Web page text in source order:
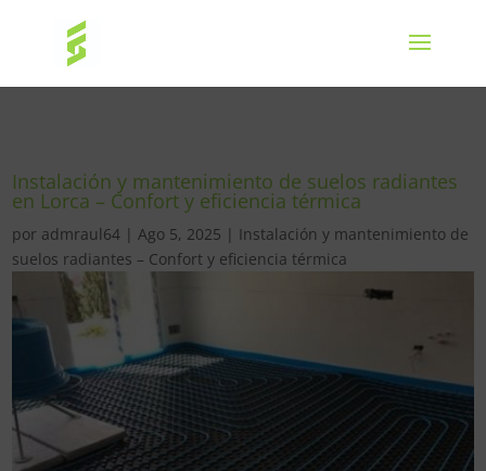
Instalación y mantenimiento de suelos radiantes
en Lorca – Confort y eficiencia térmica
por admraul64 |Ago 5, 2025 | Instalación y mantenimiento de
suelos radiantes – Confort y eficiencia térmica